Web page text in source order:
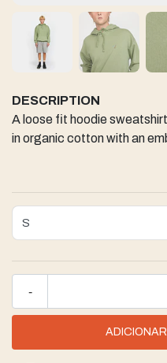
DESCRIPTION
A loose fit hoodie
in organic cotton with an
-